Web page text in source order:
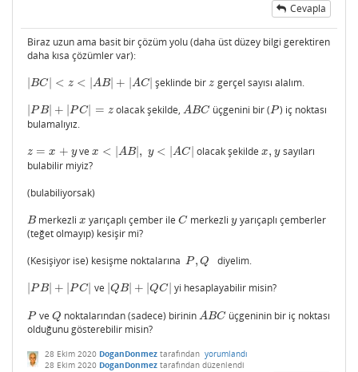
Cevapla
Biraz uzun ama basit bir çözüm yolu (daha üst düzey bilgi gerektiren
daha kısa çözümler var):
BC| < z < |A B + AC|
|BC| <z< |AB +|AC | şeklinde birz
z gerçel sayısı alalım.
PB| + |PC| = z
|PB| +|P C|=z olacak şekilde,ABC
ABC üçgenini bir (P
P ) iç noktası
bulamalıyız.
z = x + y
z=x+ y vex < |AB , y < |AC|
x< |A B|,y < AC| olacak şekildex, y
x,y
sayıları
bulabilir miyiz?
(bulabiliyorsak)
B
B merkezlix
x yarıçaplı çember ileC
C merkezliy
yyarıçaplı çemberler
(teğet olmayıp) kesişir mi?
(Kesişiyor ise) kesişme noktalarına P, Q
P,Q
diyelim.
PB| + |PC|
|PB| +|P C| ve QB| + |QC|
|QB| +|QC| yi hesaplayabilir misin?
P
P veQ
Q noktalarından (sadece) birininA BC
ABC
üçgeninin bir iç noktası
olduğunu gösterebilir misin?
28 Ekim 2020 DoganDonmez tarafından yorumlandı
28 Ekim 2020 DoganDonmez tarafından düzenlendi